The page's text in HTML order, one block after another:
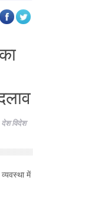
देश विदेश
में